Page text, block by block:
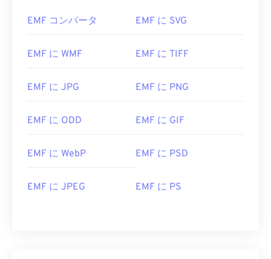
EMF コンバータ EMF に SVG
EMF に WMF EMF に TIFF
EMF に JPG EMF に PNG
EMF に ODD EMF に GIF
EMF に WebP EMF に PSD
EMF に JPEG EMF に PS